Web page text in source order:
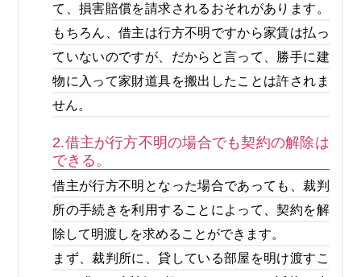
て、損害賠償を請求されるおそれがあります。
もちろん、借主は行方不明ですから家賃は払っ
ていないのですが、だからと言って、勝手に建
物に入って家財道具を搬出したことは許されま
せん。
2.借主が行方不明の場合でも契約の解除は
できる。
借主が行方不明となった場合であっても、裁判
所の手続きを利用することによって、契約を解
除して明渡しを求めることができます。
まず、裁判所に、貸している部屋を明け渡すこ